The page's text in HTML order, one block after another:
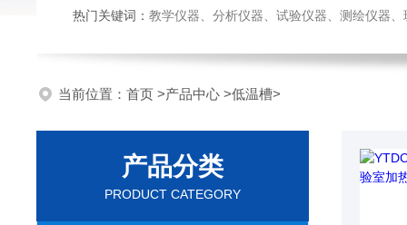
热门关键词： 教学仪器、分析仪器、试验仪器、测绘仪器、玻璃仪
当前位置： 首页 >产品中心 >低温槽>
产品分类
PRODUCT CATEGORY